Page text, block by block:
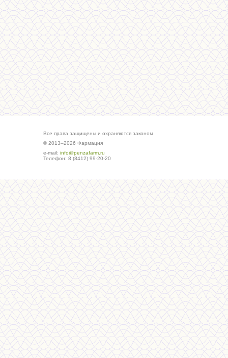
Все права защищены и охраняются законом
© 2013–2026 Фармация
е-mail: info@penzafarm.ru
Телефон: 8 (8412) 99-20-20
Сделано в студии ws-global.ru